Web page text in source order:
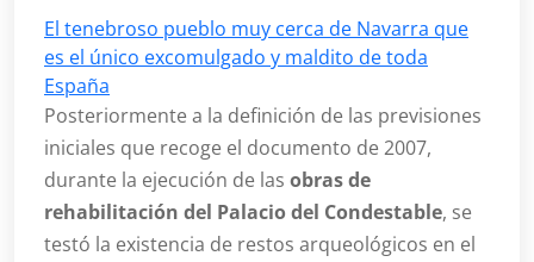
El tenebroso pueblo muy cerca de Navarra que
es el único excomulgado y maldito de toda
España
Posteriormente a la definición de las previsiones
iniciales que recoge el documento de 2007,
durante la ejecución de las obras de
rehabilitación del Palacio del Condestable, se
testó la existencia de restos arqueológicos en el